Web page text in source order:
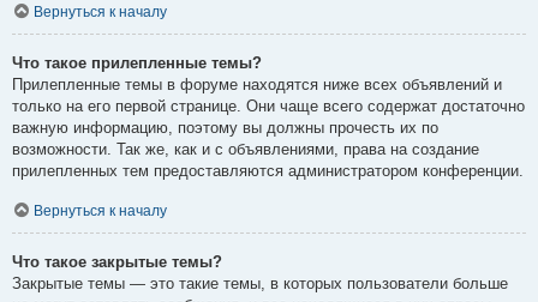
Вернуться к началу
Что такое прилепленные темы?
Прилепленные темы в форуме находятся ниже всех объявлений и
только на его первой странице. Они чаще всего содержат достаточно
важную информацию, поэтому вы должны прочесть их по
возможности. Так же, как и с объявлениями, права на создание
прилепленных тем предоставляются администратором конференции.
Вернуться к началу
Что такое закрытые темы?
Закрытые темы — это такие темы, в которых пользователи больше